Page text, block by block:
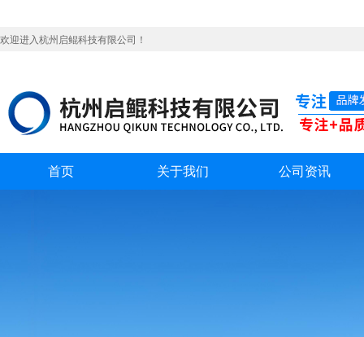
欢迎进入杭州启鲲科技有限公司！
首页 关于我们 公司资讯